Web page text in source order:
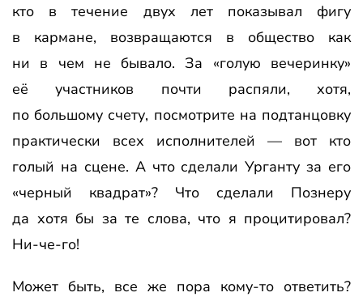
кто в течение двух лет показывал фигу
в кармане, возвращаются в общество как
ни в чем не бывало. За «голую вечеринку»
её участников почти распяли, хотя,
по большому счету, посмотрите на подтанцовку
практически всех исполнителей — вот кто
голый на сцене. А что сделали Урганту за его
«черный квадрат»? Что сделали Познеру
да хотя бы за те слова, что я процитировал?
Ни-че-го!
Может быть, все же пора кому-то ответить?